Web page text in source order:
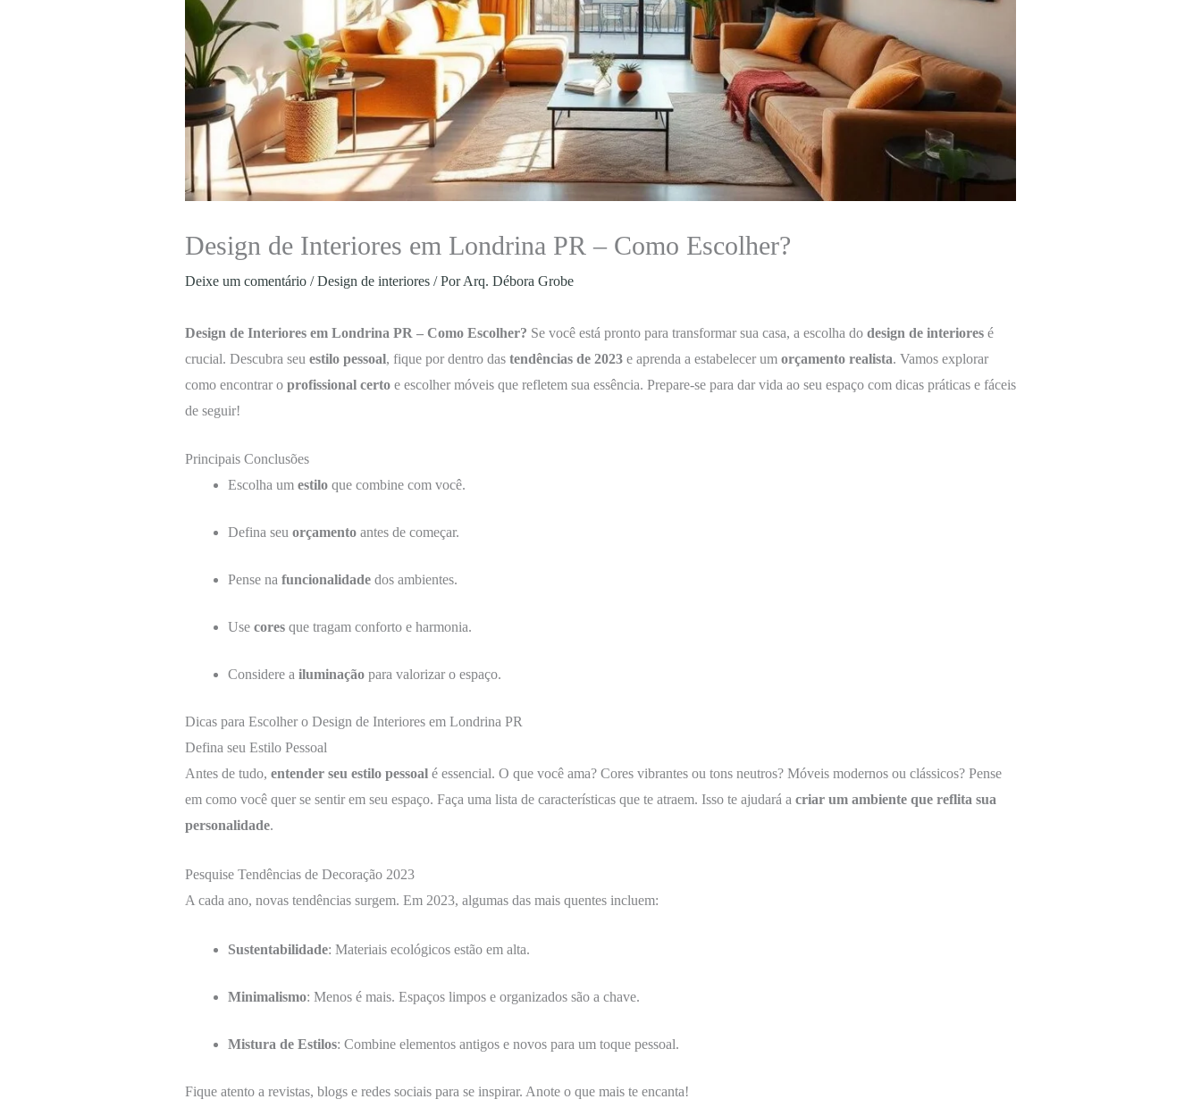
Design de Interiores em Londrina PR – Como Escolher?
Deixe um comentário /Design de interiores/ PorArq. Débora Grobe
Design de Interiores em Londrina PR – Como Escolher? Se você está pronto para transformar sua casa, a escolha do design de interioresé
crucial. Descubra seu estilo pessoal, fique por dentro das tendências de 2023e aprenda a estabelecer um orçamento realista. Vamos explorar
como encontrar o profissional certoe escolher móveis que refletem sua essência. Prepare-se para dar vida ao seu espaço com dicas práticas e fáceis
de seguir!
Principais Conclusões
Escolha um estiloque combine com você.
Defina seu orçamentoantes de começar.
Pense na funcionalidadedos ambientes.
Use coresque tragam conforto e harmonia.
Considere a iluminaçãopara valorizar o espaço.
Dicas para Escolher o Design de Interiores em Londrina PR
Defina seu Estilo Pessoal
Antes de tudo, entender seu estilo pessoalé essencial. O que você ama? Cores vibrantes ou tons neutros? Móveis modernos ou clássicos? Pense
em como você quer se sentir em seu espaço. Faça uma lista de características que te atraem. Isso te ajudará a criar um ambiente que reflita sua
personalidade.
Pesquise Tendências de Decoração 2023
A cada ano, novas tendências surgem. Em 2023, algumas das mais quentes incluem:
Sustentabilidade: Materiais ecológicos estão em alta.
Minimalismo: Menos é mais. Espaços limpos e organizados são a chave.
Mistura de Estilos: Combine elementos antigos e novos para um toque pessoal.
Fique atento a revistas, blogs e redes sociais para se inspirar. Anote o que mais te encanta!